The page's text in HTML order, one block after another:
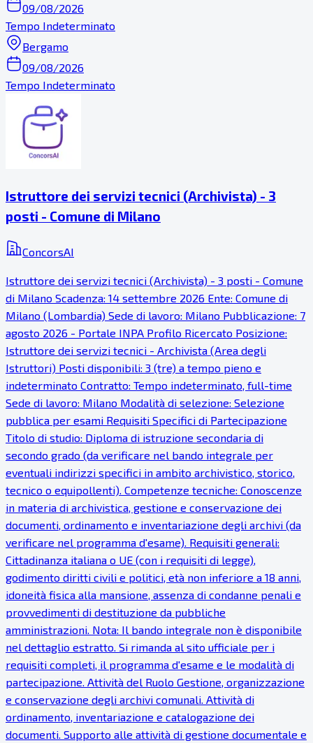
09/08/2026
Tempo Indeterminato
Bergamo
09/08/2026
Tempo Indeterminato
Istruttore dei servizi tecnici (Archivista) - 3
posti - Comune di Milano
ConcorsAI
Istruttore dei servizi tecnici (Archivista) - 3 posti - Comune
di Milano Scadenza: 14 settembre 2026 Ente: Comune di
Milano (Lombardia) Sede di lavoro: Milano Pubblicazione: 7
agosto 2026 - Portale INPA Profilo Ricercato Posizione:
Istruttore dei servizi tecnici - Archivista (Area degli
Istruttori) Posti disponibili: 3 (tre) a tempo pieno e
indeterminato Contratto: Tempo indeterminato, full-time
Sede di lavoro: Milano Modalità di selezione: Selezione
pubblica per esami Requisiti Specifici di Partecipazione
Titolo di studio: Diploma di istruzione secondaria di
secondo grado (da verificare nel bando integrale per
eventuali indirizzi specifici in ambito archivistico, storico,
tecnico o equipollenti). Competenze tecniche: Conoscenze
in materia di archivistica, gestione e conservazione dei
documenti, ordinamento e inventariazione degli archivi (da
verificare nel programma d'esame). Requisiti generali:
Cittadinanza italiana o UE (con i requisiti di legge),
godimento diritti civili e politici, età non inferiore a 18 anni,
idoneità fisica alla mansione, assenza di condanne penali e
provvedimenti di destituzione da pubbliche
amministrazioni. Nota: Il bando integrale non è disponibile
nel dettaglio estratto. Si rimanda al sito ufficiale per i
requisiti completi, il programma d'esame e le modalità di
partecipazione. Attività del Ruolo Gestione, organizzazione
e conservazione degli archivi comunali. Attività di
ordinamento, inventariazione e catalogazione dei
documenti. Supporto alle attività di gestione documentale e